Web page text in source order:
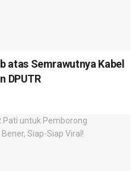
atas Semrawutnya Kabel
DPUTR